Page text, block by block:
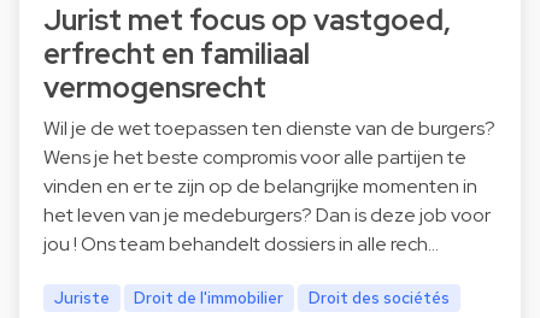
Jurist met focus op vastgoed,
erfrecht en familiaal
vermogensrecht
Wil je de wet toepassen ten dienste van de burgers?
Wens je het beste compromis voor alle partijen te
vinden en er te zijn op de belangrijke momenten in
het leven van je medeburgers? Dan is deze job voor
jou ! Ons team behandelt dossiers in alle rech…
Juriste Droit de l'immobilier
Droit des sociétés